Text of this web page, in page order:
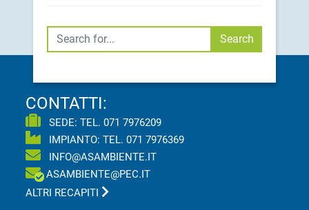
Cerca Search
CONTATTI:
SEDE: TEL.071 7976209
IMPIANTO: TEL.071 7976369
INFO@ASAMBIENTE.IT
ASAMBIENTE@PEC.IT
ALTRI RECAPITI